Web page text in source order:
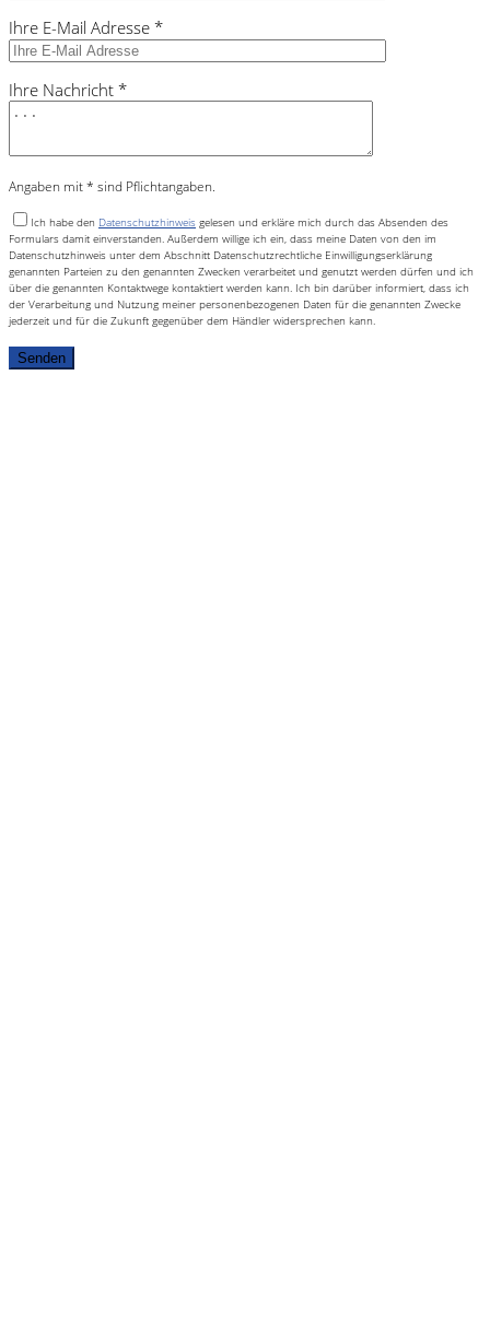
Ihre E-Mail Adresse *
Ihre Nachricht *
Angaben mit * sind Pflichtangaben.
Ich habe den Datenschutzhinweis gelesen und erkläre mich durch das Absenden des
Formulars damit einverstanden. Außerdem willige ich ein, dass meine Daten von den im
Datenschutzhinweis unter dem Abschnitt Datenschutzrechtliche Einwilligungserklärung
genannten Parteien zu den genannten Zwecken verarbeitet und genutzt werden dürfen und ich
über die genannten Kontaktwege kontaktiert werden kann. Ich bin darüber informiert, dass ich
der Verarbeitung und Nutzung meiner personenbezogenen Daten für die genannten Zwecke
jederzeit und für die Zukunft gegenüber dem Händler widersprechen kann.